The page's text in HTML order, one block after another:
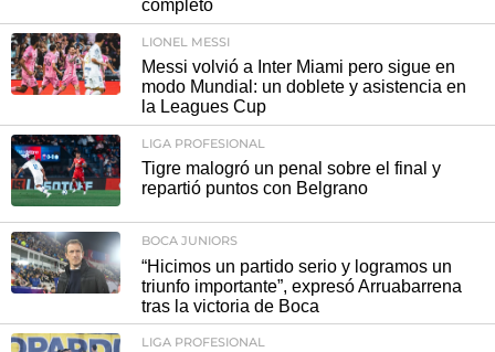
completo
LIONEL MESSI
Messi volvió a Inter Miami pero sigue en
modo Mundial: un doblete y asistencia en
la Leagues Cup
LIGA PROFESIONAL
Tigre malogró un penal sobre el final y
repartió puntos con Belgrano
BOCA JUNIORS
“Hicimos un partido serio y logramos un
triunfo importante”, expresó Arruabarrena
tras la victoria de Boca
LIGA PROFESIONAL